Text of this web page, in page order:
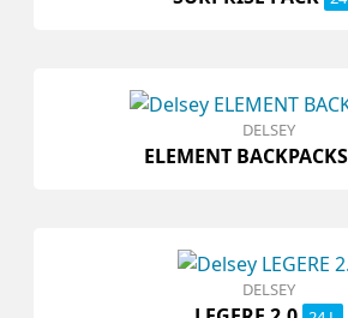
DELSEY
ELEMENT BACKPACKS
DELSEY